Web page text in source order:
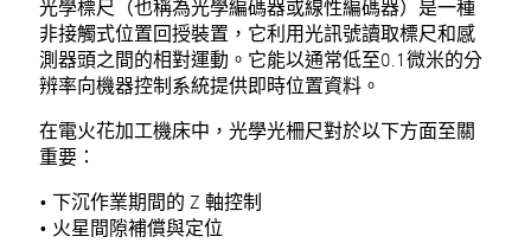
光學標尺（也稱為光學編碼器或線性編碼器）是一種
非接觸式位置回授裝置，它利用光訊號讀取標尺和感
測器頭之間的相對運動。它能以通常低至0.1微米的分
辨率向機器控制系統提供即時位置資料。
在電火花加工機床中，光學光柵尺對於以下方面至關
重要：
• 下沉作業期間的 Z 軸控制
• 火星間隙補償與定位